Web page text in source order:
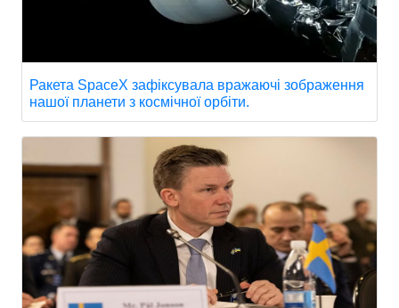
Ракета SpaceX зафіксувала вражаючі зображення
нашої планети з космічної орбіти.